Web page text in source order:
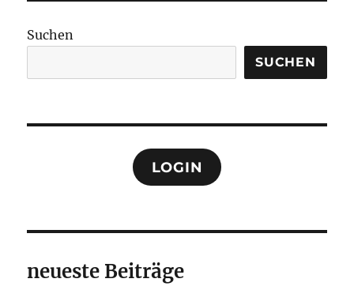
Suchen
SUCHEN
LOGIN
neueste Beiträge